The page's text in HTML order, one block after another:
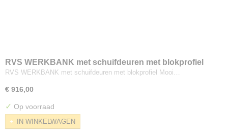
RVS WERKBANK met schuifdeuren met blokprofiel
RVS WERKBANK met schuifdeuren met blokprofiel Mooi…
€ 916,00
✓ Op voorraad
IN WINKELWAGEN